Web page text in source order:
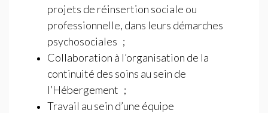
projets de réinsertion sociale ou
professionnelle, dans leurs démarches
psychosociales ;
Collaboration à l’organisation de la
continuité des soins au sein de
l’Hébergement ;
Travail au sein d’une équipe